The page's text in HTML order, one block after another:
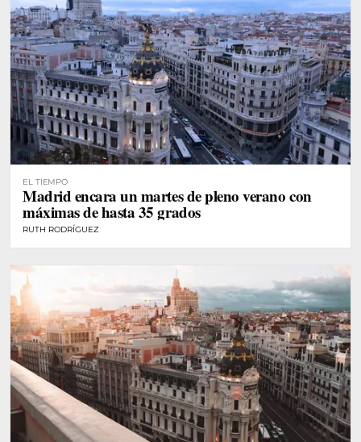
EL TIEMPO
Madrid encara un martes de pleno verano con
máximas de hasta 35 grados
RUTH RODRÍGUEZ